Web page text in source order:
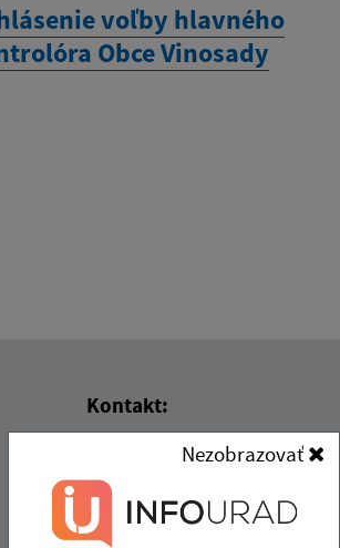
voľby hlavného
Obce Vinosady
Kontakt:
Obecný úrad Limbach
SNP 55
900 91 Limbach
Nezobrazovať